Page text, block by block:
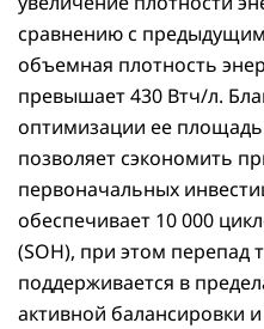
сравнению с
объемная плотность
превышает 430 Втч/л.
оптимизации ее
позволяет сэкономить
первоначальных
обеспечивает 10 000
(SOH), при этом перепад
поддерживается в
активной балансировки